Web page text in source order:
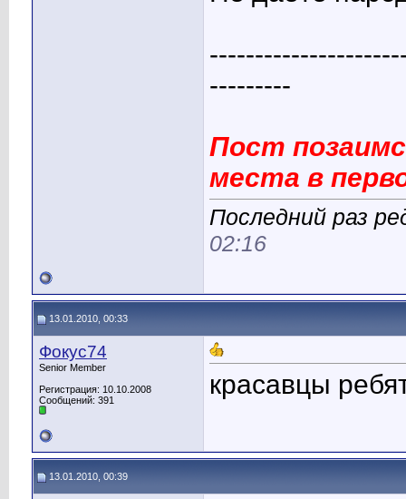
---------
Пост
места в
Последний раз
02:16
13.01.2010, 00:33
Фокус74
Senior Member
Регистрация: 10.10.2008
Сообщений: 391
красавцы
13.01.2010, 00:39